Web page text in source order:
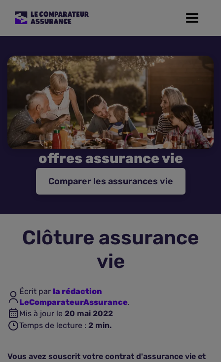
Toggle
Mutuelle Santé
Assurance Moto
Assurance Habitation
Assurance de prêt
Assurance Animaux
Assurance vie
offres assurance vie
Comparer les assurances vie
Clôture assurance
vie
Écrit par la rédaction
LeComparateurAssurance.
Mis à jour le 20 mai 2022
Temps de lecture : 2 min.
Vous avez souscrit votre contrat d'assurance vie et